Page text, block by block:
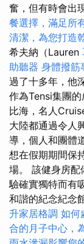
奮，但有時會出
餐選擇，滿足所
清潔，為您打造
希夫納（Lauren
助聽器 身體撥筋
過了十多年，他
作為Tensi集團
比海，名人
大陸都通過令人
導，個人和團體
想在假期期間保
場。 該健身房
驗確實獨特而有
和諧的紀念紀念
升家居格調 如何
合的月子中心，